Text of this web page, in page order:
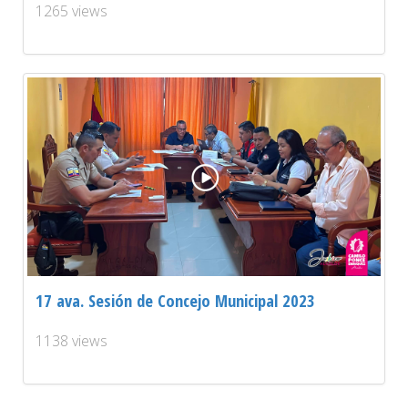
1265 views
17 ava. Sesión de Concejo Municipal 2023
1138 views